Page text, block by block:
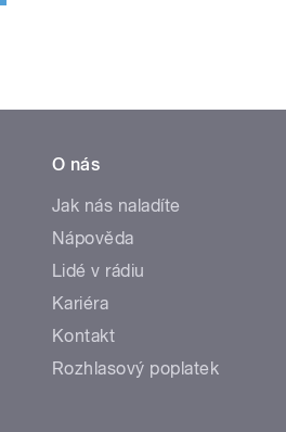
O nás
Jak nás naladíte
Nápověda
Lidé v rádiu
Kariéra
Kontakt
Rozhlasový poplatek